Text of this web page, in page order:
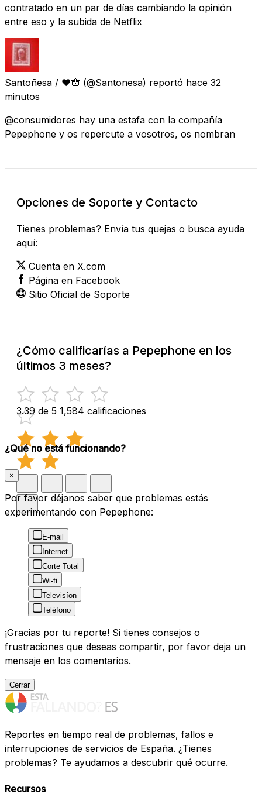
contratado en un par de días cambiando la opinión
entre eso y la subida de Netflix
Santoñesa / ❤🪬 (@Santonesa) reportó hace 32
minutos
@consumidores hay una estafa con la compañía
Pepephone y os repercute a vosotros, os nombran
Opciones de Soporte y Contacto
Tienes problemas? Envía tus quejas o busca ayuda
aquí:
Cuenta en X.com
Página en Facebook
Sitio Oficial de Soporte
¿Cómo calificarías a Pepephone en los
últimos 3 meses?
3.39 de 5 1,584 calificaciones
¿Qué no está funcionando?
×
Por favor déjanos saber que problemas estás
experimentando con Pepephone:
E-mail
Internet
Corte Total
Wi-fi
Televisíon
Teléfono
¡Gracias por tu reporte! Si tienes consejos o
frustraciones que deseas compartir, por favor deja un
mensaje en los comentarios.
Cerrar
Reportes en tiempo real de problemas, fallos e
interrupciones de servicios de España. ¿Tienes
problemas? Te ayudamos a descubrir qué ocurre.
Recursos